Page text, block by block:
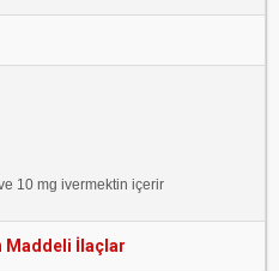
10 mg ivermektin içerir
Maddeli İlaçlar